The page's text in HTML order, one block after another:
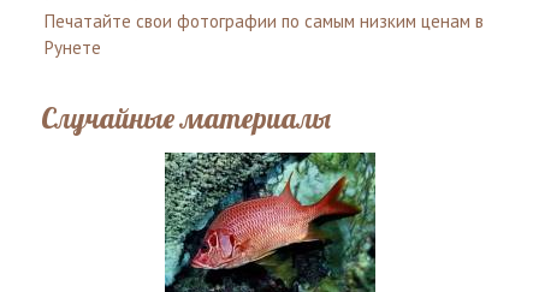
Печатайте свои фотографии по самым низким ценам в
Рунете
Случайные материалы